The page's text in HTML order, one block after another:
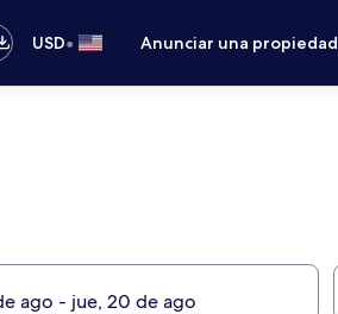
USD• Anunciar una propiedad